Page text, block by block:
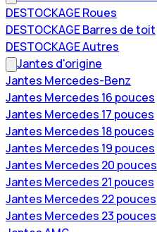
DESTOCKAGE Roues
DESTOCKAGE Barres de toit
DESTOCKAGE Autres
Jantes d'origine
Jantes Mercedes-Benz
Jantes Mercedes 16 pouces
Jantes Mercedes 17 pouces
Jantes Mercedes 18 pouces
Jantes Mercedes 19 pouces
Jantes Mercedes 20 pouces
Jantes Mercedes 21 pouces
Jantes Mercedes 22 pouces
Jantes Mercedes 23 pouces